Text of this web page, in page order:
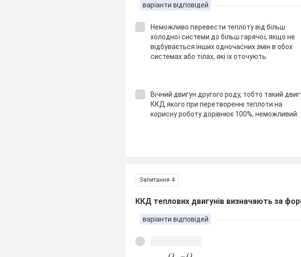
варіанти відповідей
Неможливо перевести теплоту від більш
холодної системи до більш гарячої, якщо не
відбувається інших одночасних змін в обох
системах або тілах, які їх оточують.
Вічний двигун другого роду, тобто такий
ККД якого при перетворенні теплоти на
корисну роботу дорівнює 100%, неможливий.
Запитання 4
ККД теплових двигунів визначають за
варіанти відповідей